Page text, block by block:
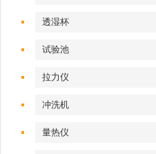
透湿杯
试验池
拉力仪
冲洗机
量热仪